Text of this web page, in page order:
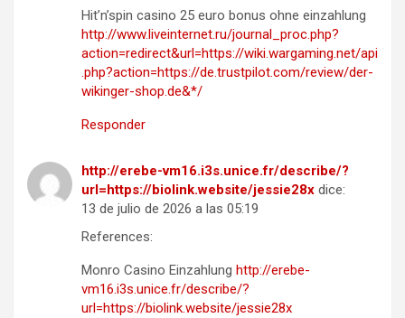
Hit’n’spin casino 25 euro bonus ohne einzahlung
http://www.liveinternet.ru/journal_proc.php?
action=redirect&url=https://wiki.wargaming.net/api
.php?action=https://de.trustpilot.com/review/der-
wikinger-shop.de&*/
Responder
http://erebe-vm16.i3s.unice.fr/describe/?
url=https://biolink.website/jessie28x dice:
13 de julio de 2026 a las 05:19
References:
Monro Casino Einzahlung http://erebe-
vm16.i3s.unice.fr/describe/?
url=https://biolink.website/jessie28x